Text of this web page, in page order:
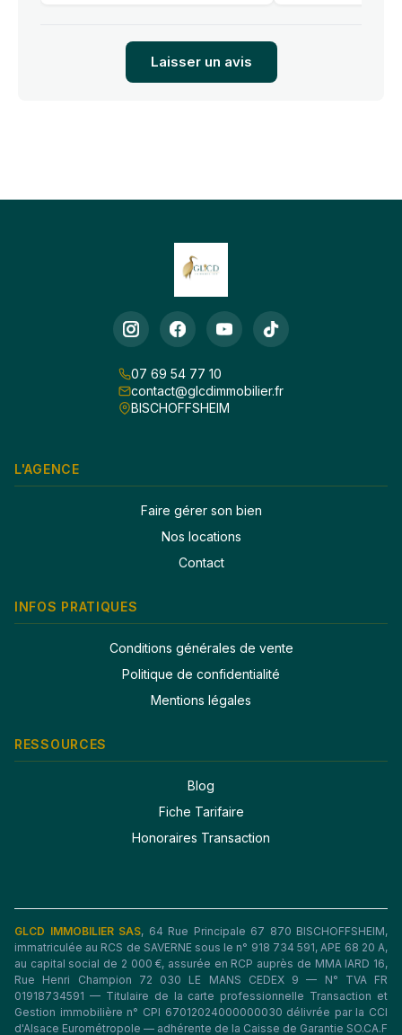
Laisser un avis
07 69 54 77 10
contact@glcdimmobilier.fr
BISCHOFFSHEIM
L'AGENCE
Faire gérer son bien
Nos locations
Contact
INFOS PRATIQUES
Conditions générales de vente
Politique de confidentialité
Mentions légales
RESSOURCES
Blog
Fiche Tarifaire
Honoraires Transaction
GLCD IMMOBILIER SAS, 64 Rue Principale 67 870 BISCHOFFSHEIM,
immatriculée au RCS de SAVERNE sous le n° 918 734 591, APE 68 20 A,
au capital social de 2 000 €, assurée en RCP auprès de MMA IARD 16,
Rue Henri Champion 72 030 LE MANS CEDEX 9 — N° TVA FR
01918734591 — Titulaire de la carte professionnelle Transaction et
Gestion immobilière n° CPI 67012024000000030 délivrée par la CCI
d'Alsace Eurométropole — adhérente de la Caisse de Garantie SO.CA.F